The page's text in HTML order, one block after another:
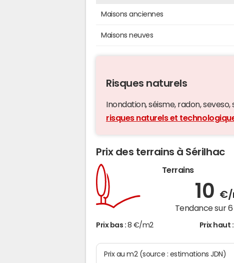
Maisons anciennes
Maisons neuves
Risques naturels
Inondation, séisme, radon, seveso,
risques naturels et
Prix des terrains à Sérilhac
Terrains
10 €/
Tendance sur
Prix bas : 8 €/m2 Prix haut :
Prix au m2 (source : estimations JDN)